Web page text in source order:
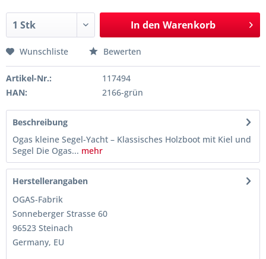
In den Warenkorb
Wunschliste Bewerten
Artikel-Nr.:
117494
HAN:
2166-grün
Beschreibung
Ogas kleine Segel-Yacht – Klassisches Holzboot mit Kiel und
Segel Die Ogas... mehr
Herstellerangaben
OGAS-Fabrik
Sonneberger Strasse 60
96523 Steinach
Germany, EU